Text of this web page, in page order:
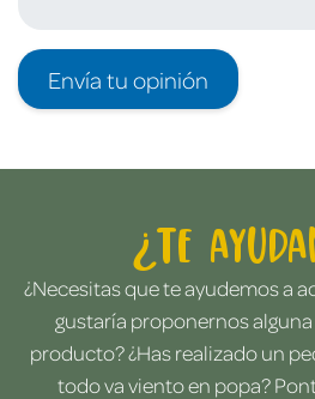
Envía tu opinión
¿Te
¿Necesitas que te ayudemos a
gustaría proponernos
producto? ¿Has realizado un
todo va viento en popa?